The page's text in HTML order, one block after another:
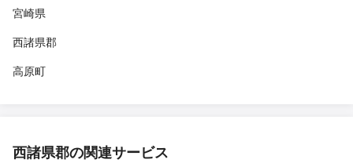
宮崎県
西諸県郡
高原町
西諸県郡の関連サービス